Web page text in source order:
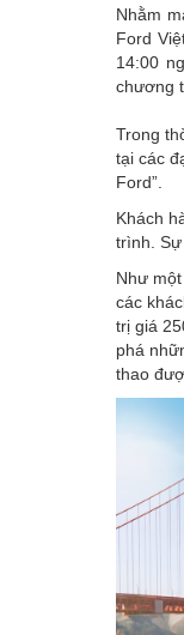
Nhằm
Ford
14:00
chương
Trong
tại các
Ford”.
Khách
trình. Sự
Như
các
trị giá
phá
thao